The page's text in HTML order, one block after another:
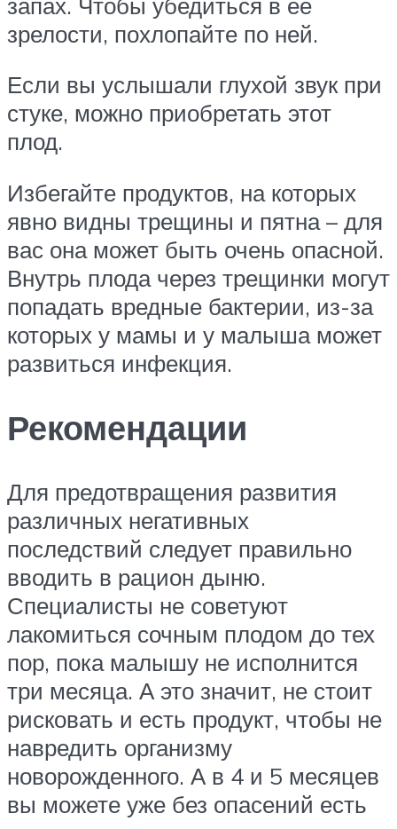
зрелости, похлопайте по ней.
Если вы услышали глухой звук при
стуке, можно приобретать этот
плод.
Избегайте продуктов, на которых
явно видны трещины и пятна – для
вас она может быть очень опасной.
Внутрь плода через трещинки могут
попадать вредные бактерии, из-за
которых у мамы и у малыша может
развиться инфекция.
Рекомендации
Для предотвращения развития
различных негативных
последствий следует правильно
вводить в рацион дыню.
Специалисты не советуют
лакомиться сочным плодом до тех
пор, пока малышу не исполнится
три месяца. А это значит, не стоит
рисковать и есть продукт, чтобы не
навредить организму
новорожденного. А в 4 и 5 месяцев
вы можете уже без опасений есть